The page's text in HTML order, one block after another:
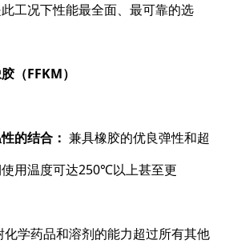
工况下性能最全面、最可靠的选
（FFKM）
的结合： ​ 兼具橡胶的优良弹性和超
用温度可达250℃以上甚至更
化学药品和溶剂的能力超过所有其他